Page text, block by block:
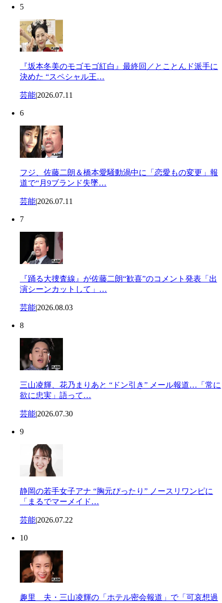
5
『坂本冬美のモゴモゴ紅白』最終回／とことんド派手に
決めた “スペシャル王…
芸能|2026.07.11
6
フジ、佐藤二朗＆橋本愛騒動渦中に「恋愛もの変更」報
道で“月9ブランド失墜…
芸能|2026.07.11
7
『踊る大捜査線』が佐藤二朗“歓喜”のコメント発表「出
演シーンカットして」…
芸能|2026.08.03
8
三山凌輝、花乃まりあと “ドン引き” メール報道…「常に
欲に忠実」語って…
芸能|2026.07.30
9
静岡の若手女子アナ “胸元ぴったり” ノースリワンピに
「まるでマーメイド…
芸能|2026.07.22
10
趣里 夫・三山凌輝の「ホテル密会報道」で「可哀想過